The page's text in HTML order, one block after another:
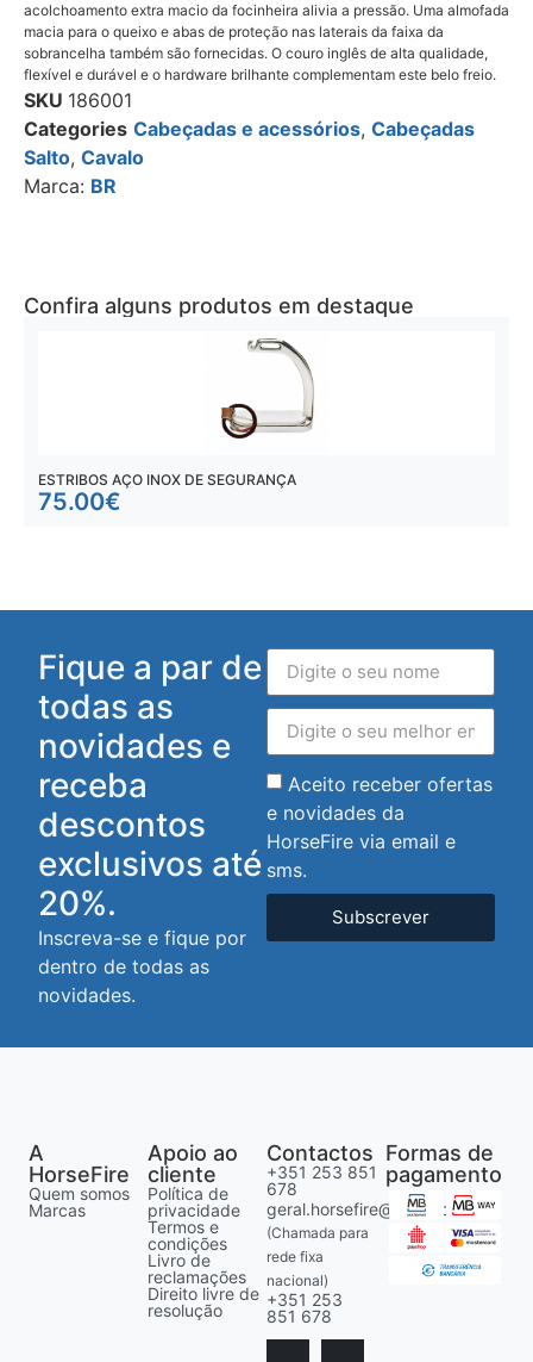
acolchoamento extra macio da focinheira alivia a pressão. Uma almofada
macia para o queixo e abas de proteção nas laterais da faixa da
sobrancelha também são fornecidas. O couro inglês de alta qualidade,
flexível e durável e o hardware brilhante complementam este belo freio.
SKU 186001
Categories Cabeçadas e acessórios, Cabeçadas
Salto, Cavalo
Marca: BR
Confira alguns produtos em destaque
ESTRIBOS AÇO INOX DE SEGURANÇA
75.00€
Fique a par de
todas as
novidades e
receba
descontos
exclusivos até
20%.
Inscreva-se e fique por
dentro de todas as
novidades.
Aceito receber ofertas
e novidades da
HorseFire via email e
sms.
Subscrever
A
HorseFire
Quem somos
Marcas
Apoio ao
cliente
Política de
privacidade
Termos e
condições
Livro de
reclamações
Direito livre de
resolução
Contactos
+351 253 851
678
geral.horsefire@gmail.com
(Chamada para
rede fixa
nacional)
+351 253
851 678
Formas de
pagamento